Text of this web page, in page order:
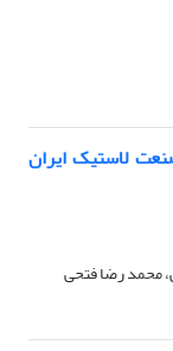
لاستیک ایران
محمد رضا فتحی